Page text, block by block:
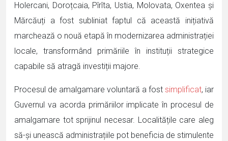
Holercani, Doroțcaia, Pîrîta, Ustia, Molovata, Oxentea și
Mărcăuți a fost subliniat faptul că această inițiativă
marchează o nouă etapă în modernizarea administrației
locale, transformând primăriile în instituții strategice
capabile să atragă investiții majore.
Procesul de amalgamare voluntară a fost simplificat, iar
Guvernul va acorda primăriilor implicate în procesul de
amalgamare tot sprijinul necesar. Localitățile care aleg
să-și unească administrațiile pot beneficia de stimulente